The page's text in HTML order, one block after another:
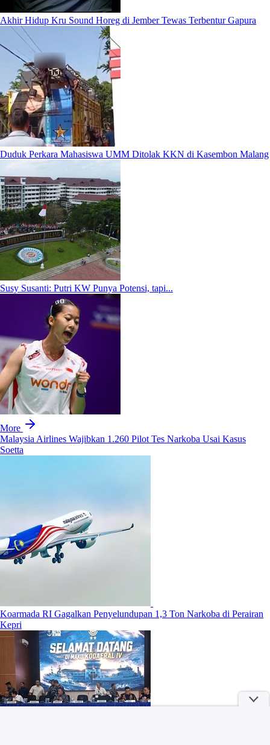
Akhir Hidup Kru Sound Horeg di Jember Tewas Terbentur Gapura
Duduk Perkara Mahasiswa UMM Ditolak KKN di Kasembon Malang
Susy Susanti: Putri KW Punya Potensi, tapi...
More
Malaysia Airlines Wajibkan 1.260 Pilot Tes Narkoba Usai Kasus
Soetta
Koarmada RI Gagalkan Penyelundupan 1,3 Ton Narkoba di Perairan
Kepri